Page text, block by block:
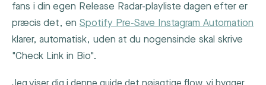
fans i din egen Release Radar-playliste dagen efter er
præcis det, en Spotify Pre-Save Instagram Automation
klarer, automatisk, uden at du nogensinde skal skrive
"Check Link in Bio".